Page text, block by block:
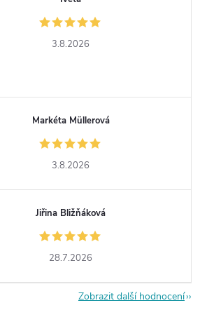
3.8.2026
Markéta Müllerová
3.8.2026
Jiřina Bližňáková
28.7.2026
Zobrazit další hodnocení